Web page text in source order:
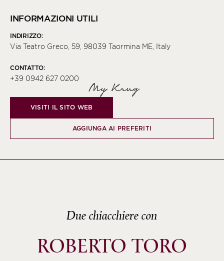
INFORMAZIONI UTILI
INDIRIZZO:
Via Teatro Greco, 59, 98039 Taormina ME, Italy
CONTATTO:
+39 0942 627 0200
My Krug
VISITI IL SITO WEB
AGGIUNGA AI PREFERITI
Due chiacchiere con
ROBERTO TORO